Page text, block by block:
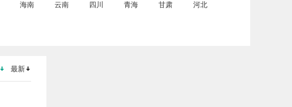
海南 云南 四川 青海 甘肃 河北
最新